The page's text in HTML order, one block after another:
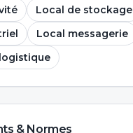
Local de stockage
Local messagerie
& Normes